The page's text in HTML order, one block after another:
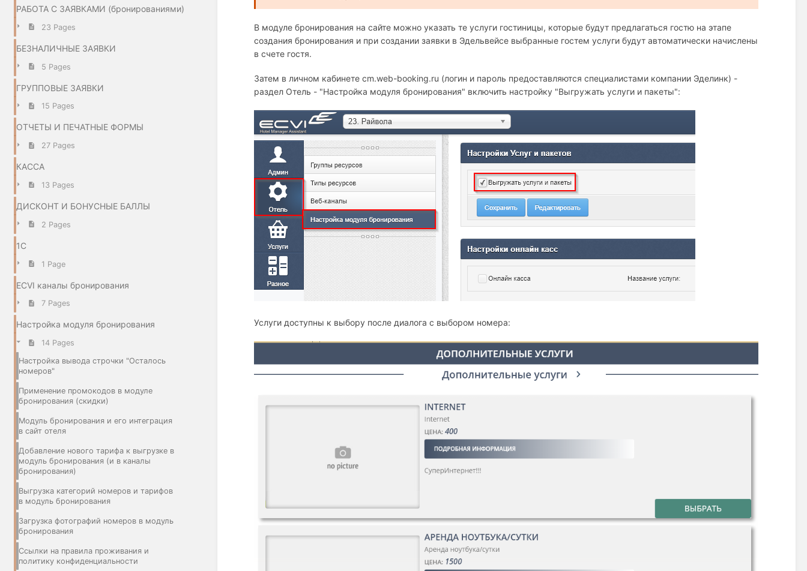
РАБОТА С ЗАЯВКАМИ (бронированиями)
23 Pages
БЕЗНАЛИЧНЫЕ ЗАЯВКИ
5 Pages
ГРУППОВЫЕ ЗАЯВКИ
15 Pages
ОТЧЕТЫ И ПЕЧАТНЫЕ ФОРМЫ
27 Pages
КАССА
13 Pages
ДИСКОНТ И БОНУСНЫЕ БАЛЛЫ
2 Pages
1C
1 Page
ECVI каналы бронирования
7 Pages
Настройка модуля бронирования
14 Pages
Настройка вывода строчки "Осталось
номеров"
Применение промокодов в модуле
бронирования (скидки)
Модуль бронирования и его интеграция
в сайт отеля
Добавление нового тарифа к выгрузке в
модуль бронирования (и в каналы
бронирования)
Выгрузка категорий номеров и тарифов
в модуль бронирования
Загрузка фотографий номеров в модуль
бронирования
Ссылки на правила проживания и
политику конфиденциальности
В модуле бронирования на сайте можно указать те услуги гостиницы, которые будут предлагаться гостю на этапе
создания бронирования и при создании заявки в Эдельвейсе выбранные гостем услуги будут автоматически начислены
в счете гостя.
Затем в личном кабинете cm.web-booking.ru (логин и пароль предоставляются специалистами компании Эделинк) -
раздел Отель - "Настройка модуля бронирования" включить настройку "Выгружать услуги и пакеты":
Услуги доступны к выбору после диалога с выбором номера: